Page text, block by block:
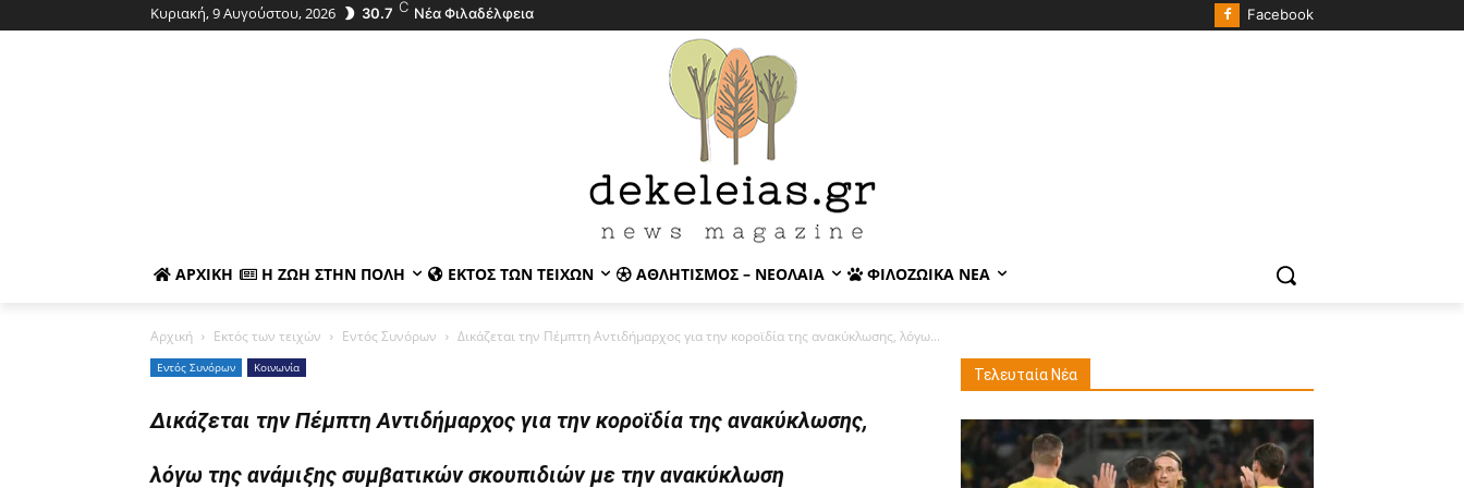
Κυριακή, 9 Αυγούστου, 2026 30.7 C Νέα Φιλαδέλφεια Facebook
ΑΡΧΙΚΉ Η ΖΩΉ ΣΤΗΝ ΠΌΛΗ ΕΚΤΌΣ ΤΩΝ ΤΕΙΧΏΝ ΑΘΛΗΤΙΣΜΌΣ – ΝΕΟΛΑΊΑ ΦΙΛΟΖΩΙΚΆ ΝΈΑ
Αρχική Εκτός των τειχών Εντός Συνόρων Δικάζεται την Πέμπτη Αντιδήμαρχος για την κοροϊδία της ανακύκλωσης, λόγω...
Εντός Συνόρων Κοινωνία
Δικάζεται την Πέμπτη Αντιδήμαρχος για την κοροϊδία της ανακύκλωσης,
λόγω της ανάμιξης συμβατικών σκουπιδιών με την ανακύκλωση
Τελευταία Νέα